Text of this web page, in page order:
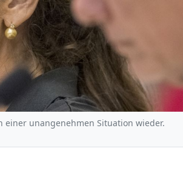
unangenehmen Situation wieder.